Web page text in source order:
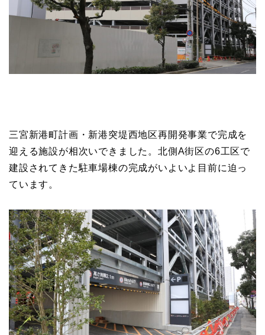
三宮新港町計画・新港突堤西地区再開発事業で完成を
迎える施設が相次いできました。北側A街区の6工区で
建設されてきた駐車場棟の完成がいよいよ目前に迫っ
ています。